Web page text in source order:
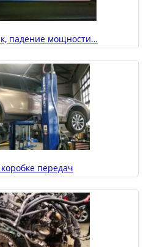
падение мощности…
передач